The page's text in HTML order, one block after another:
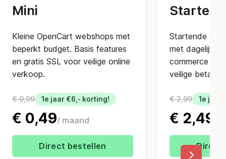
Mini
Kleine OpenCart webshops met
beperkt budget. Basis features
en gratis SSL voor veilige online
verkoop.
€ 0,99 1e jaar €6,- korting!
€ 0,49/ maand
Direct bestellen
Starter
Startende
met dagelijkse
commerce
veilige
€ 2,99 1e jaar
€ 2,49
Direct